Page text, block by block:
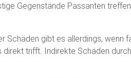
Gegenstände Passanten
Schäden gibt es allerdings, wenn
trifft. Indirekte Schäden durch